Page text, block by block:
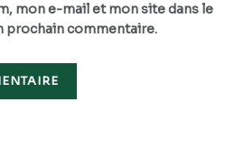
mon e-mail et mon site dans le
prochain commentaire.